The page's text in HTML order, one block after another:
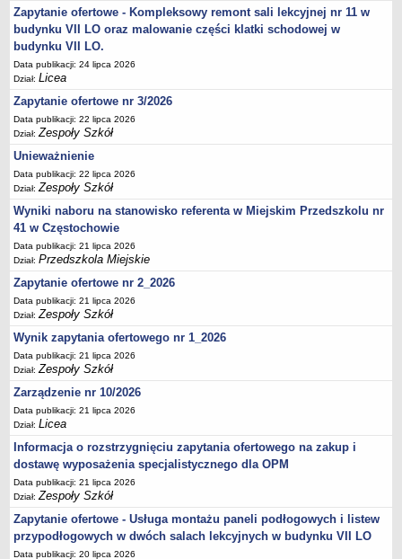
Kontrole
PONOWNE WYKORZYSTYWANIE
Sprawozdania
Deklaracja dostępności
DEKLARACJA DOSTĘPNOŚCI
OŚWIADCZENIA MAJĄTKOWE
PONOWNE WYKORZYSTYWANIE
UDOSTĘPNIANIE INFORMACJI PUBLICZNEJ
OCHRONA DANYCH OSOBOWYCH
Zapytanie ofertowe - Kompleksowy remont sali lekcyjnej nr 11 w
budynku VII LO oraz malowanie części klatki schodowej w
budynku VII LO.
Data publikacji: 24 lipca 2026
Dział:Licea
Zapytanie ofertowe nr 3/2026
Data publikacji: 22 lipca 2026
Dział:Zespoły Szkół
Unieważnienie
Data publikacji: 22 lipca 2026
Dział:Zespoły Szkół
Wyniki naboru na stanowisko referenta w Miejskim Przedszkolu nr
41 w Częstochowie
Data publikacji: 21 lipca 2026
Dział:Przedszkola Miejskie
Zapytanie ofertowe nr 2_2026
Data publikacji: 21 lipca 2026
Dział:Zespoły Szkół
Wynik zapytania ofertowego nr 1_2026
Data publikacji: 21 lipca 2026
Dział:Zespoły Szkół
Zarządzenie nr 10/2026
Data publikacji: 21 lipca 2026
Dział:Licea
Informacja o rozstrzygnięciu zapytania ofertowego na zakup i
dostawę wyposażenia specjalistycznego dla OPM
Data publikacji: 21 lipca 2026
Dział:Zespoły Szkół
Zapytanie ofertowe - Usługa montażu paneli podłogowych i listew
przypodłogowych w dwóch salach lekcyjnych w budynku VII LO
Data publikacji: 20 lipca 2026